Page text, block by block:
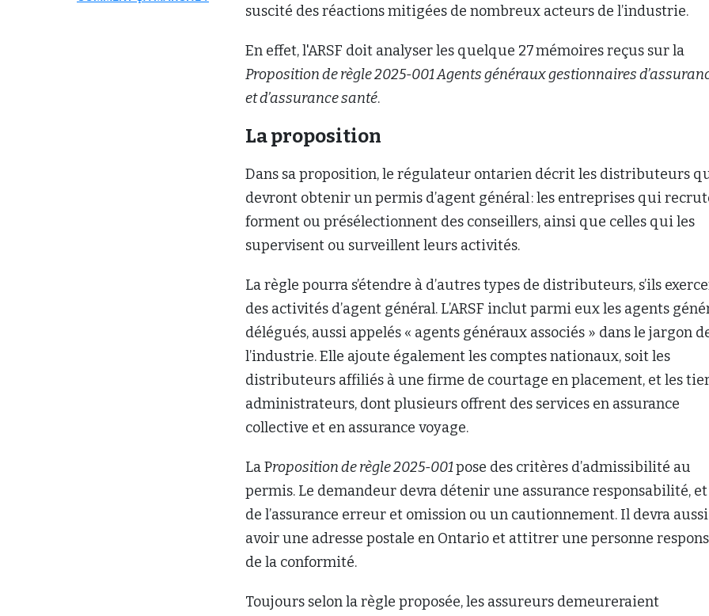
suscité des réactions mitigées de nombreux acteurs de l’industrie.
En effet, l'ARSF doit analyser les quelque 27 mémoires reçus sur la
Proposition de règle 2025-001 Agents généraux gestionnaires
et d’assurance santé.
La proposition
Dans sa proposition, le régulateur ontarien décrit les distributeurs
devront obtenir un permis d’agent général : les entreprises qui
forment ou présélectionnent des conseillers, ainsi que celles qui les
supervisent ou surveillent leurs activités.
La règle pourra s’étendre à d’autres types de distributeurs, s’ils
des activités d’agent général. L’ARSF inclut parmi eux les agents
délégués, aussi appelés « agents généraux associés » dans le jargon
l’industrie. Elle ajoute également les comptes nationaux, soit les
distributeurs affiliés à une firme de courtage en placement, et les
administrateurs, dont plusieurs offrent des services en assurance
collective et en assurance voyage.
La Proposition de règle 2025-001pose des critères d’admissibilité au
permis. Le demandeur devra détenir une assurance responsabilité,
de l’assurance erreur et omission ou un cautionnement. Il devra aussi
avoir une adresse postale en Ontario et attitrer une personne
de la conformité.
Toujours selon la règle proposée, les assureurs demeureraient